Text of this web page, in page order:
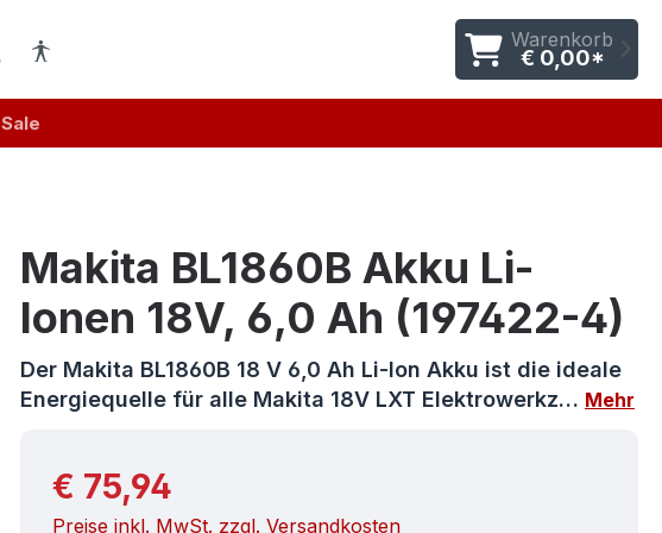
Warenkorb
€ 0,00*
Sale
Makita BL1860B Akku Li-
Ionen 18V, 6,0 Ah (197422-4)
Der Makita BL1860B 18 V 6,0 Ah Li-Ion Akku ist die ideale
Energiequelle für alle Makita 18V LXT Elektrowerkz… Mehr
Regulärer Preis:
€ 75,94
Preise inkl. MwSt. zzgl. Versandkosten